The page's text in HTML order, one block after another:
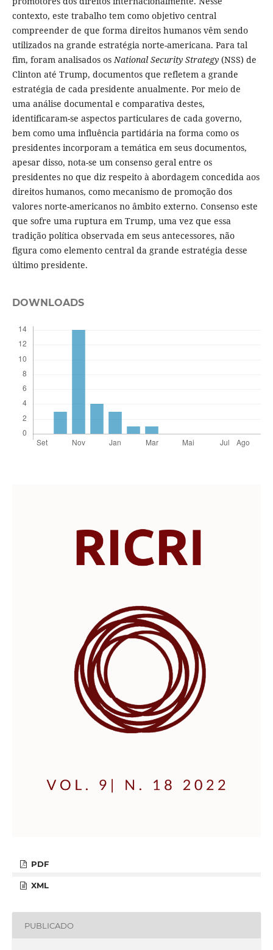
contexto, este trabalho tem como objetivo central
compreender de que forma direitos humanos vêm sendo
utilizados na grande estratégia norte-americana. Para tal
fim, foram analisados osNational Security Strategy(NSS) de
Clinton até Trump, documentos que refletem a grande
estratégia de cada presidente anualmente. Por meio de
uma análise documental e comparativa destes,
identificaram-se aspectos particulares de cada governo,
bem como uma influência partidária na forma como os
presidentes incorporam a temática em seus documentos,
apesar disso, nota-se um consenso geral entre os
presidentes no que diz respeito à abordagem concedida aos
direitos humanos, como mecanismo de promoção dos
valores norte-americanos no âmbito externo. Consenso este
que sofre uma ruptura em Trump, uma vez que essa
tradição política observada em seus antecessores, não
figura como elemento central da grande estratégia desse
último presidente.
DOWNLOADS
PDF
XML
PUBLICADO